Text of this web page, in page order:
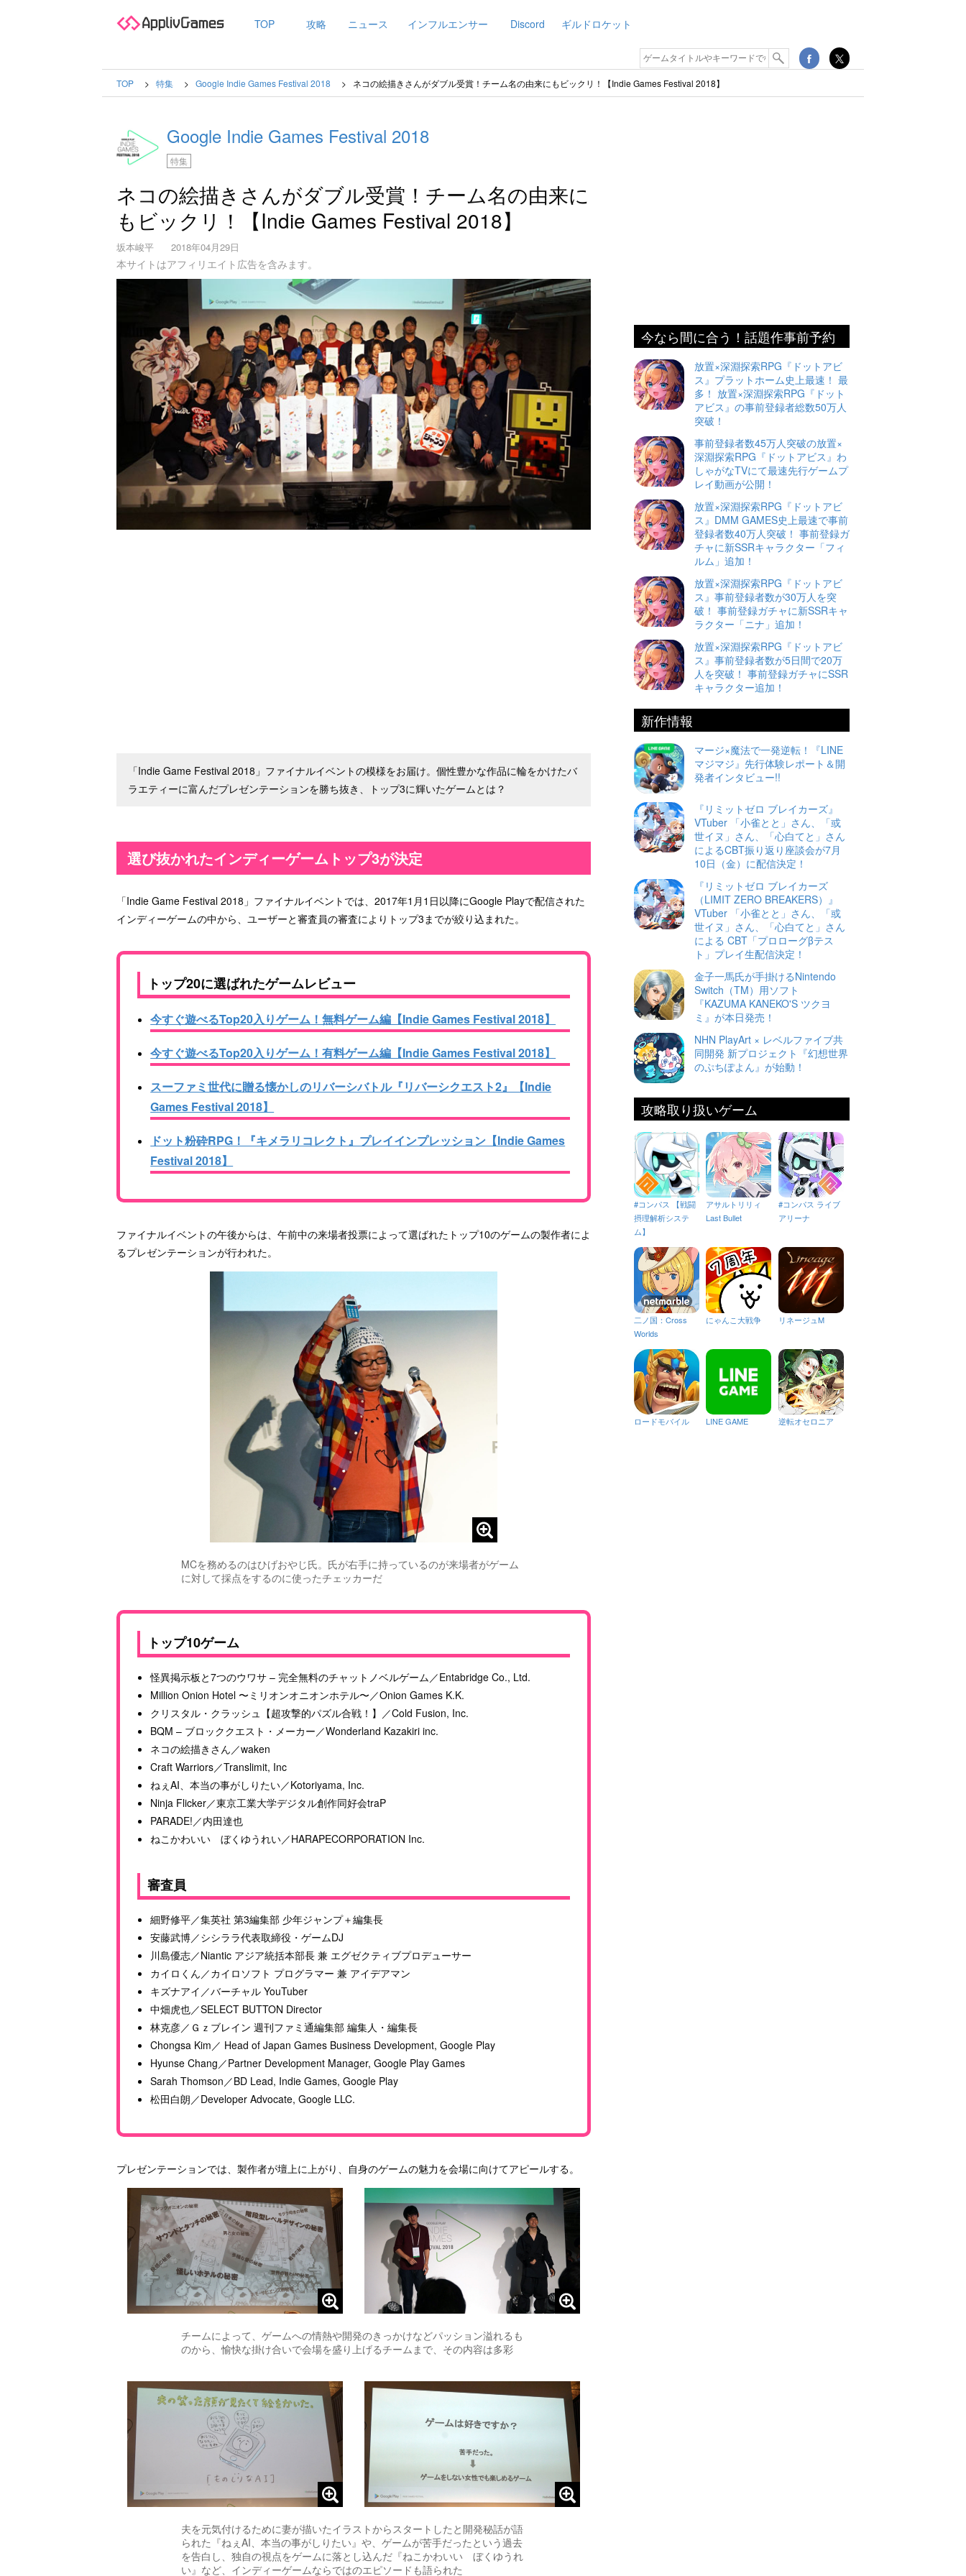
TOP 攻略 ニュース インフルエンサー Discord ギルドロケット
TOP 特集 Google Indie Games Festival 2018 ネコの絵描きさんがダブル受賞！チーム名の由来にもビックリ！【Indie Games Festival 2018】
Google Indie Games Festival 2018
特集
ネコの絵描きさんがダブル受賞！チーム名の由来に
もビックリ！【Indie Games Festival 2018】
坂本峻平 2018年04月29日
本サイトはアフィリエイト広告を含みます。
「Indie Game Festival 2018」ファイナルイベントの模様をお届け。個性豊かな作品に輪をかけたバ
ラエティーに富んだプレゼンテーションを勝ち抜き、トップ3に輝いたゲームとは？
選び抜かれたインディーゲームトップ3が決定
「Indie Game Festival 2018」ファイナルイベントでは、2017年1月1日以降にGoogle Playで配信された
インディーゲームの中から、ユーザーと審査員の審査によりトップ3までが絞り込まれた。
トップ20に選ばれたゲームレビュー
今すぐ遊べるTop20入りゲーム！無料ゲーム編【Indie Games Festival 2018】
今すぐ遊べるTop20入りゲーム！有料ゲーム編【Indie Games Festival 2018】
スーファミ世代に贈る懐かしのリバーシバトル『リバーシクエスト2』【Indie
Games Festival 2018】
ドット粉砕RPG！『キメラリコレクト』プレイインプレッション【Indie Games
Festival 2018】
ファイナルイベントの午後からは、午前中の来場者投票によって選ばれたトップ10のゲームの製作者によ
るプレゼンテーションが行われた。
MCを務めるのはひげおやじ氏。氏が右手に持っているのが来場者がゲーム
に対して採点をするのに使ったチェッカーだ
トップ10ゲーム
怪異掲示板と7つのウワサ – 完全無料のチャットノベルゲーム／Entabridge Co., Ltd.
Million Onion Hotel 〜ミリオンオニオンホテル〜／Onion Games K.K.
クリスタル・クラッシュ【超攻撃的パズル合戦！】／Cold Fusion, Inc.
BQM – ブロッククエスト・メーカー／Wonderland Kazakiri inc.
ネコの絵描きさん／waken
Craft Warriors／Translimit, Inc
ねぇAI、本当の事がしりたい／Kotoriyama, Inc.
Ninja Flicker／東京工業大学デジタル創作同好会traP
PARADE!／内田達也
ねこかわいい ぼくゆうれい／HARAPECORPORATION Inc.
審査員
細野修平／集英社 第3編集部 少年ジャンプ＋編集長
安藤武博／シシララ代表取締役・ゲームDJ
川島優志／Niantic アジア統括本部長 兼 エグゼクティブプロデューサー
カイロくん／カイロソフト プログラマー 兼 アイデアマン
キズナアイ／バーチャル YouTuber
中畑虎也／SELECT BUTTON Director
林克彦／Ｇｚブレイン 週刊ファミ通編集部 編集人・編集長
Chongsa Kim／ Head of Japan Games Business Development, Google Play
Hyunse Chang／Partner Development Manager, Google Play Games
Sarah Thomson／BD Lead, Indie Games, Google Play
松田白朗／Developer Advocate, Google LLC.
プレゼンテーションでは、製作者が壇上に上がり、自身のゲームの魅力を会場に向けてアピールする。
チームによって、ゲームへの情熱や開発のきっかけなどパッション溢れるも
のから、愉快な掛け合いで会場を盛り上げるチームまで、その内容は多彩
夫を元気付けるために妻が描いたイラストからスタートしたと開発秘話が語
られた『ねぇAI、本当の事がしりたい』や、ゲームが苦手だったという過去
を告白し、独自の視点をゲームに落とし込んだ『ねこかわいい ぼくゆうれ
い』など、インディーゲームならではのエピソードも語られた
今なら間に合う！話題作事前予約
放置×深淵探索RPG『ドットアビ
ス』プラットホーム史上最速！ 最
多！ 放置×深淵探索RPG『ドット
アビス』の事前登録者総数50万人
突破！
事前登録者数45万人突破の放置×
深淵探索RPG『ドットアビス』わ
しゃがなTVにて最速先行ゲームプ
レイ動画が公開！
放置×深淵探索RPG『ドットアビ
ス』DMM GAMES史上最速で事前
登録者数40万人突破！ 事前登録ガ
チャに新SSRキャラクター「フィ
ルム」追加！
放置×深淵探索RPG『ドットアビ
ス』事前登録者数が30万人を突
破！ 事前登録ガチャに新SSRキャ
ラクター「ニナ」追加！
放置×深淵探索RPG『ドットアビ
ス』事前登録者数が5日間で20万
人を突破！ 事前登録ガチャにSSR
キャラクター追加！
新作情報
マージ×魔法で一発逆転！『LINE
マジマジ』先行体験レポート＆開
発者インタビュー!!
『リミットゼロ ブレイカーズ』
VTuber 「小雀とと」さん、「或
世イヌ」さん、「心白てと」さん
によるCBT振り返り座談会が7月
10日（金）に配信決定！
『リミットゼロ ブレイカーズ
（LIMIT ZERO BREAKERS）』
VTuber 「小雀とと」さん、「或
世イヌ」さん、「心白てと」さん
による CBT「プロローグβテス
ト」プレイ生配信決定！
金子一馬氏が手掛けるNintendo
Switch（TM）用ソフト
『KAZUMA KANEKO'S ツクヨ
ミ』が本日発売！
NHN PlayArt × レベルファイブ共
同開発 新プロジェクト『幻想世界
のぷちぽよん』が始動！
攻略取り扱いゲーム
#コンパス 【戦闘
摂理解析システ
ム】
アサルトリリィ
Last Bullet
#コンパス ライブ
アリーナ
二ノ国：Cross
Worlds
にゃんこ大戦争 リネージュM
ロードモバイル LINE GAME 逆転オセロニア